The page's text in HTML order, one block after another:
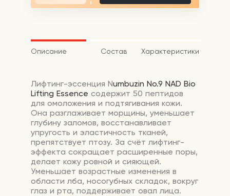
Описание Состав Характеристики
Лифтинг-эссенция Numbuzin No.9 NAD Bio
Lifting Essence содержит 50 пептидов
для омоложения и подтягивания кожи.
Она разглаживает морщины, уменьшает
глубину заломов, восстанавливает
упругость и эластичность тканей,
препятствует птозу. За счёт лифтинг-
эффекта сокращает расширенные поры,
делает кожу ровной и сияющей.
Уменьшает возрастные изменения в
области лба, носогубных складок, вокруг
глаз и рта, поддерживает овал лица.